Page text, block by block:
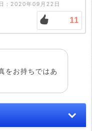
：2020年09月22日
11
をお持ちではあ